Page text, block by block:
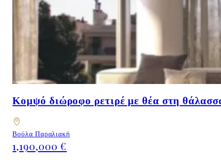
Κομψό διώροφο ρετιρέ με θέα στη
Βούλα Παραλιακή
1,190,000 €